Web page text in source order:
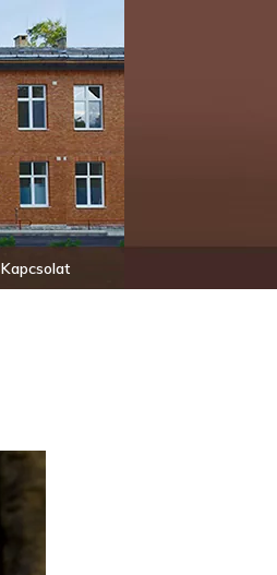
Kapcsolat